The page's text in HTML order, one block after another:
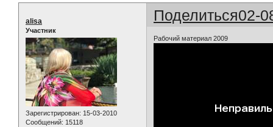
Поделиться02-
alisa
Участник
Зарегистрирован: 15-03-2010
Сообщений: 15118
Рабочий материал 2009